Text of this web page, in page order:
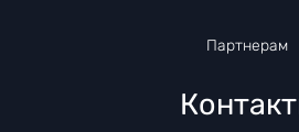
Партнерам